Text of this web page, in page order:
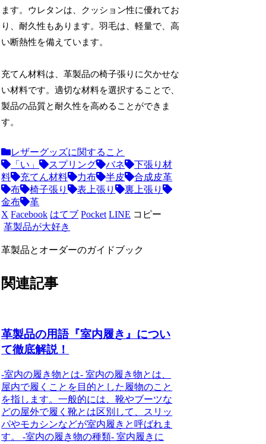
ます。ウレタンは、クッション性に優れてお
り、耐久性もあります。羽毛は、軽量で、高
い断熱性を備えています。
充てん材料は、革製品の椅子張りに欠かせな
い材料です。適切な材料を選択することで、
製品の品質と耐久性を高めることができま
す。
レザーグッズに関すること
「い」
スプリング バネ
下張り材
料
充てん材料 力布 半皮
合成皮革
布
椅子張り 表上張り
裏上張り
金布
革
X Facebook はてブ Pocket LINE コピー
革製品が大好き
革製品とオーダーのガイドブック
関連記事
革製品の用語『室内履き』につい
て徹底解説！
-室内の履き物とは- 室内の履き物とは、
屋内で履くことを目的とした履物のこと
を指します。一般的には、靴やブーツな
どの屋外で履く靴とは区別して、スリッ
パやモカシンなどが室内履きと呼ばれま
す。 -室内の履き物の種類- 室内履きに